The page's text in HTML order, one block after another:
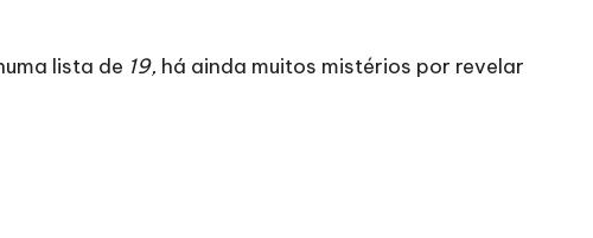
lista de 19, há ainda muitos mistérios por revelar